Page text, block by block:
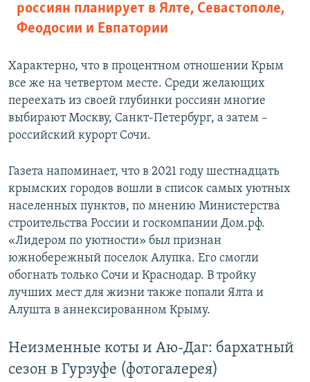
россиян планирует в Ялте, Севастополе,
Феодосии и Евпатории
Характерно, что в процентном отношении Крым
все же на четвертом месте. Среди желающих
переехать из своей глубинки россиян многие
выбирают Москву, Санкт-Петербург, а затем –
российский курорт Сочи.
Газета напоминает, что в 2021 году шестнадцать
крымских городов вошли в список самых уютных
населенных пунктов, по мнению Министерства
строительства России и госкомпании Дом.рф.
«Лидером по уютности» был признан
южнобережный поселок Алупка. Его смогли
обогнать только Сочи и Краснодар. В тройку
лучших мест для жизни также попали Ялта и
Алушта в аннексированном Крыму.
Неизменные коты и Аю-Даг: бархатный
сезон в Гурзуфе (фотогалерея)